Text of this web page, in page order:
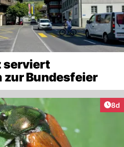
serviert
Bundesfeier
8d